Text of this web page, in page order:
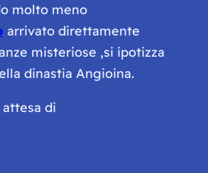
molto meno
arrivato direttamente
misteriose ,si ipotizza
dinastia Angioina.
di